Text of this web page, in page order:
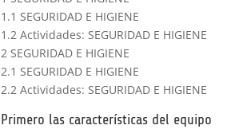
1.1 SEGURIDAD E HIGIENE
1.2 Actividades: SEGURIDAD E HIGIENE
2 SEGURIDAD E HIGIENE
2.1 SEGURIDAD E HIGIENE
2.2 Actividades: SEGURIDAD E HIGIENE
Primero las características del equipo